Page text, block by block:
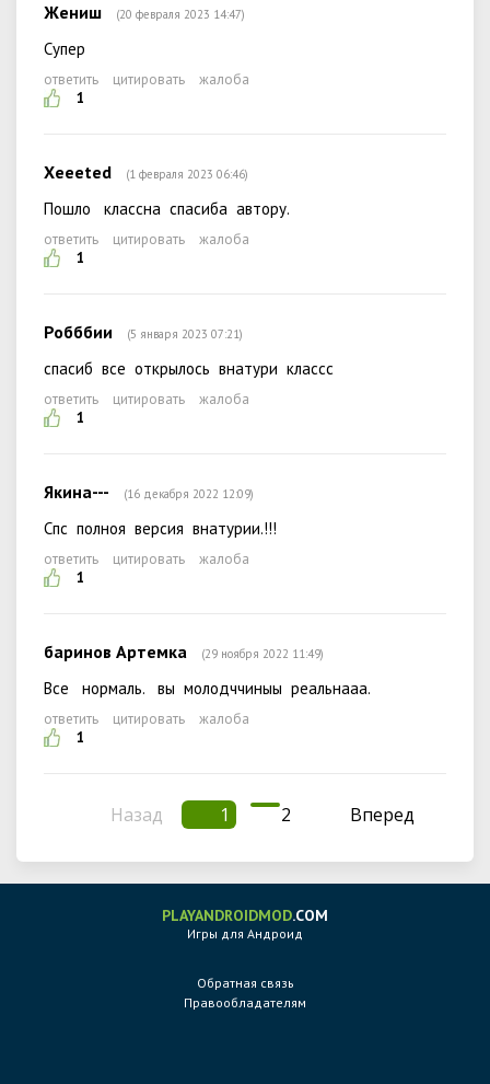
Жениш (20 февраля 2023 14:47)
Супер
ответить цитировать
жалоба
1
Xеееted (1 февраля 2023 06:46)
Пошло классна спасиба автору.
ответить цитировать
жалоба
1
Робббии (5 января 2023 07:21)
спасиб все открылось внатури классс
ответить цитировать
жалоба
1
Якина--- (16 декабря 2022 12:09)
Спс полноя версия внатурии.!!!
ответить цитировать
жалоба
1
баринов Артемка (29 ноября 2022 11:49)
Все нормаль. вы молодччиныы реальнааа.
ответить цитировать
жалоба
1
Назад 1 2 Вперед
PLAYANDROIDMOD.COM
Игры для Андроид
Обратная связь
Правообладателям